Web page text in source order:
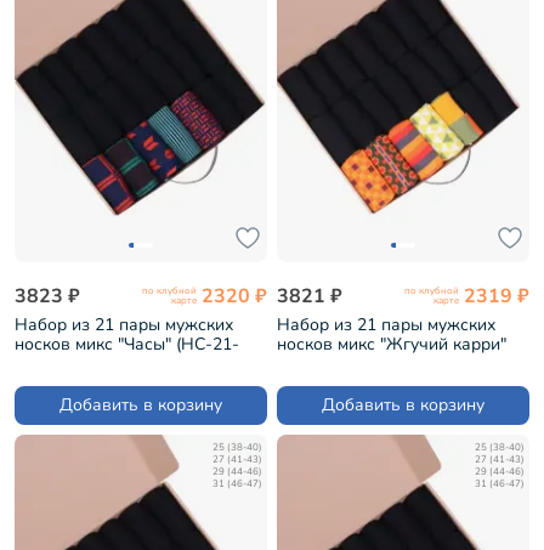
3823 ₽ по клубной
карте 2320 ₽
Набор из 21 пары мужских
носков микс "Часы" (НС-21-
Добавить в корзину
3821 ₽ по клубной
карте 2319 ₽
Набор из 21 пары мужских
носков микс "Жгучий карри"
Добавить в корзину
25 (38-40)
27 (41-43)
29 (44-46)
31 (46-47)
25 (38-40)
27 (41-43)
29 (44-46)
31 (46-47)